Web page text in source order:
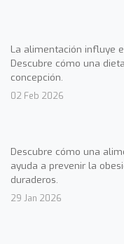
La alimentación influye
Descubre cómo una
concepción.
02 Feb 2026
Descubre cómo una
ayuda a prevenir la
duraderos.
29 Jan 2026